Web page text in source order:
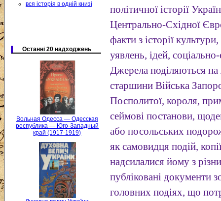
вся історія в одній книзі
Останні 20 надходжень
Вольная Одесса — Одесская
республика — Юго-Западный
край (1917-1919)
політичної історії
Центрально-Східної
факти з історії
уявлень, ідей,
Джерела поділяються на
старшини Війська
Посполитої, короля,
сеймові постанови,
або посольських
як самовидця подій,
надсилалися йому з
публіковані документи
головних подіях, що